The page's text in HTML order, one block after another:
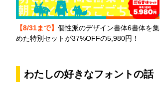
【8/31まで】 個性派のデザイン書体6書体を集
めた特別セットが37%OFFの5,980円！
わたしの好きなフォントの話